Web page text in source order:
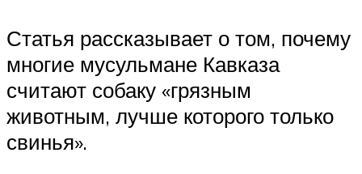
Статья рассказывает о том, почему
многие мусульмане Кавказа
считают собаку «грязным
животным, лучше которого только
свинья».